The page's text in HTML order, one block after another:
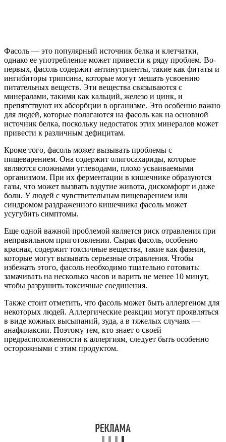
Фасоль — это популярный источник белка и клетчатки,
однако ее употребление может привести к ряду проблем. Во-
первых, фасоль содержит антинутриенты, такие как фитаты и
ингибиторы трипсина, которые могут мешать усвоению
питательных веществ. Эти вещества связываются с
минералами, такими как кальций, железо и цинк, и
препятствуют их абсорбции в организме. Это особенно важно
для людей, которые полагаются на фасоль как на основной
источник белка, поскольку недостаток этих минералов может
привести к различным дефицитам.
Кроме того, фасоль может вызывать проблемы с
пищеварением. Она содержит олигосахариды, которые
являются сложными углеводами, плохо усваиваемыми
организмом. При их ферментации в кишечнике образуются
газы, что может вызвать вздутие живота, дискомфорт и даже
боли. У людей с чувствительным пищеварением или
синдромом раздраженного кишечника фасоль может
усугубить симптомы.
Еще одной важной проблемой является риск отравления при
неправильном приготовлении. Сырая фасоль, особенно
красная, содержит токсичные вещества, такие как фазеин,
которые могут вызывать серьезные отравления. Чтобы
избежать этого, фасоль необходимо тщательно готовить:
замачивать на несколько часов и варить не менее 10 минут,
чтобы разрушить токсичные соединения.
Также стоит отметить, что фасоль может быть аллергеном для
некоторых людей. Аллергические реакции могут проявляться
в виде кожных высыпаний, зуда, а в тяжелых случаях —
анафилаксии. Поэтому тем, кто знает о своей
предрасположенности к аллергиям, следует быть особенно
осторожными с этим продуктом.